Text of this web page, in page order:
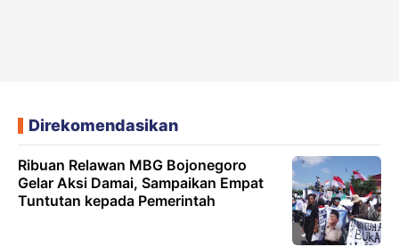
Direkomendasikan
Ribuan Relawan MBG Bojonegoro
Gelar Aksi Damai, Sampaikan Empat
Tuntutan kepada Pemerintah